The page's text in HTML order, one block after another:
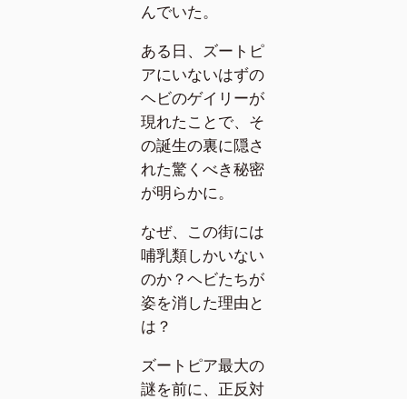
んでいた。
ある日、ズートピ
アにいないはずの
ヘビのゲイリーが
現れたことで、そ
の誕生の裏に隠さ
れた驚くべき秘密
が明らかに。
なぜ、この街には
哺乳類しかいない
のか？ヘビたちが
姿を消した理由と
は？
ズートピア最大の
謎を前に、正反対